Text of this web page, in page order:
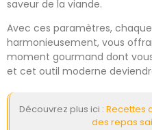
saveur de la viande.
Avec ces paramètres,
harmonieusement, vous
moment gourmand dont
et cet outil moderne
Découvrez plus ici : Recettes
des repas